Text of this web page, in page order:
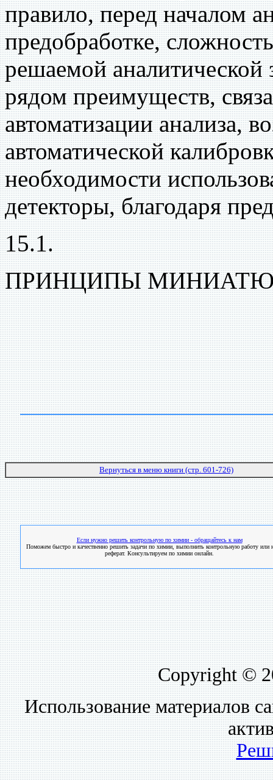
правило, перед началом
предобработке,
решаемой аналитической
рядом преимуществ,
автоматизации анализа,
автоматической
необходимости
детекторы, благодаря
15.1.
ПРИНЦИПЫ
Вернуться в меню книги (стр. 601-726)
Если нужно решить контрольную по химии - обращайтесь к нам
Поможем быстро и качественно решить задачи по химии, выполнить контрольную работу или
реферат. Консультируем по химии онлайн.
Copyright ©
Использование материалов